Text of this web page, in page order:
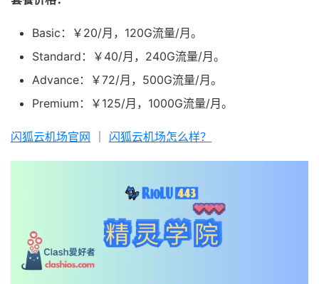
Basic：￥20/月，120G流量/月。
Standard：￥40/月，240G流量/月。
Advance：￥72/月，500G流量/月。
Premium：￥125/月，1000G流量/月。
闪狐云机场官网 闪狐云机场怎么样？